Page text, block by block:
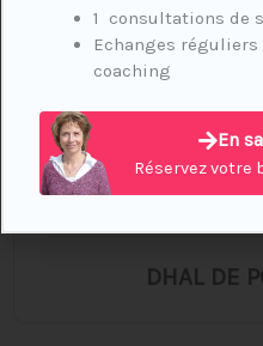
DHAL DE
1 consultations de
Echanges
coaching
En
Réservez votre